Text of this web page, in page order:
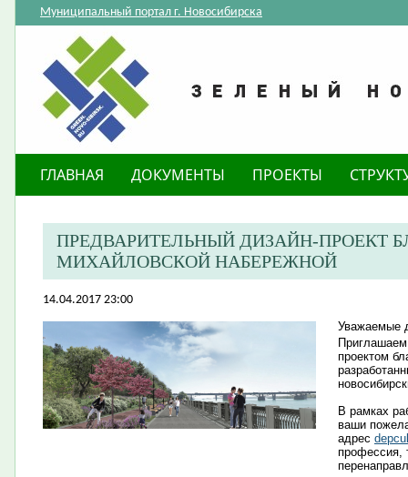
Муниципальный портал г. Новосибирска
ГЛАВНАЯ ДОКУМЕНТЫ ПРОЕКТЫ
ПРЕДВАРИТЕЛЬНЫЙ ДИЗАЙН-ПРОЕКТ
МИХАЙЛОВСКОЙ НАБЕРЕЖНОЙ
14.04.2017 23:00
Уважаемые
проектом
В рамках
ваши
адрес
профессия,